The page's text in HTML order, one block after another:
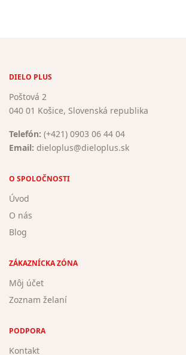
DIELO PLUS
Poštová 2
040 01 Košice, Slovenská republika
Telefón: (+421) 0903 06 44 04
Email: dieloplus@dieloplus.sk
O SPOLOČNOSTI
Úvod
O nás
Blog
ZÁKAZNÍCKA ZÓNA
Môj účet
Zoznam želaní
PODPORA
Kontakt